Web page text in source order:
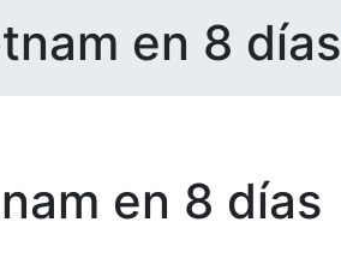
en 8 días
en 8 días